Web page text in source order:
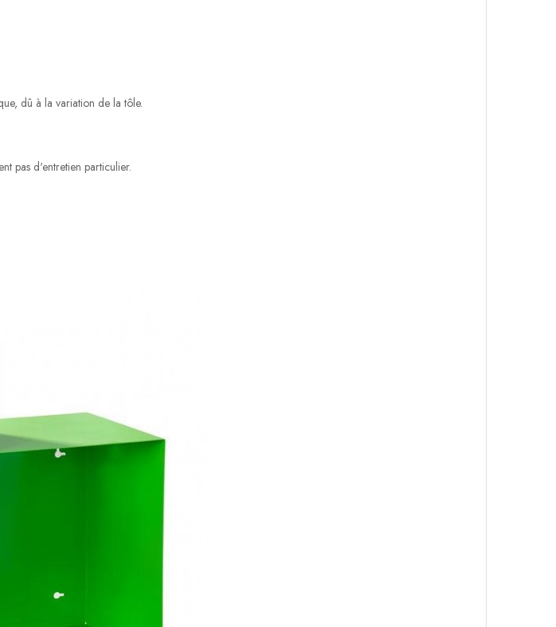
dû à la variation de la tôle.
pas d'entretien particulier.